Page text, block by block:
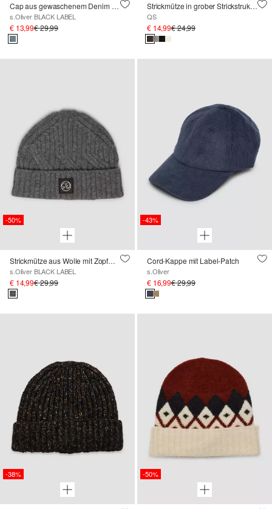
Cap aus gewaschenem Denim mit Logo
s.Oliver BLACK LABEL
€ 13,99€ 29,99
Strickmütze in grober Strickstruktur mir Logo
QS
€ 14,99€ 24,99
-50%
Strickmütze aus Wolle mit Zopfmuster
s.Oliver BLACK LABEL
€ 14,99€ 29,99
-43%
Cord-Kappe mit Label-Patch
s.Oliver
€ 16,99€ 29,99
-38% -50%